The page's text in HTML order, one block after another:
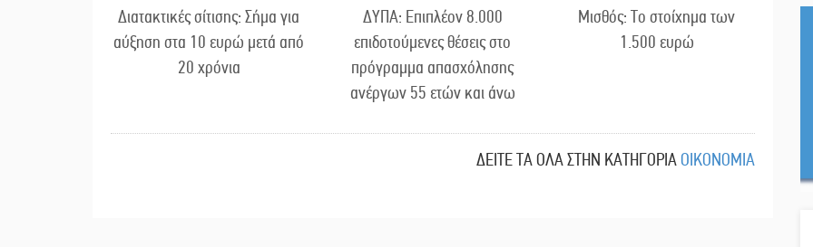
Διατακτικές σίτισης: Σήμα για
αύξηση στα 10 ευρώ μετά από
20 χρόνια
ΔΥΠΑ: Επιπλέον 8.000
επιδοτούμενες θέσεις στο
πρόγραμμα απασχόλησης
ανέργων 55 ετών και άνω
Μισθός: Το στοίχημα των
1.500 ευρώ
ΔΕΙΤΕ ΤΑ ΟΛΑ ΣΤΗΝ ΚΑΤΗΓΟΡΙΑΟΙΚΟΝΟΜΙΑ